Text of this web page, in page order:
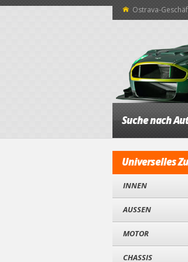
Ostrava-
Suche nach
Universelles
INNEN
AUSSEN
MOTOR
CHASSIS